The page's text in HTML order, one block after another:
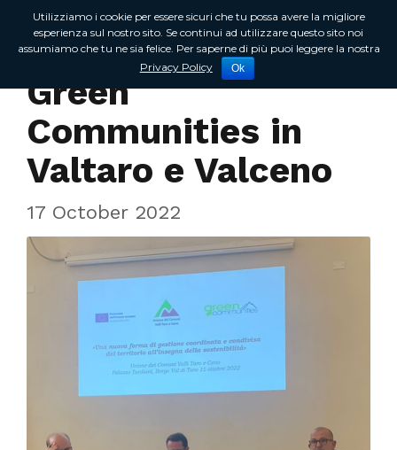
Incontri sul territorio
Green
Communities in
Valtaro e Valceno
17 October 2022
Utilizziamo i cookie per essere sicuri che tu possa avere la migliore
esperienza sul nostro sito. Se continui ad utilizzare questo sito noi
assumiamo che tu ne sia felice. Per saperne di più puoi leggere la nostra
Privacy Policy
Ok